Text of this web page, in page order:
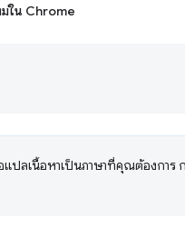
ม่ใน Chrome
แปลเนื้อหาเป็นภาษาที่คุณต้องการ